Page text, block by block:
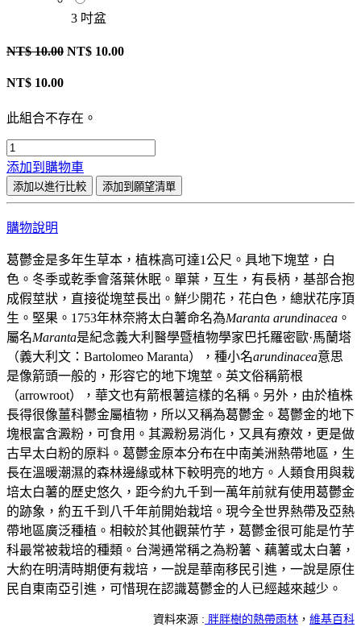
3 吋盆
NT$10.00 NT$ 10.00
NT$ 10.00
此組合不存在。
添加到購物車
添加以進行比較 添加到願望清單
購物說明
葛鬱金是多年生草本，植株高可達1公尺。具地下塊莖，白
色。冬季或乾季會落葉休眠。單葉，互生，有長柄，基部合抱
成假莖狀，直接從塊莖長出。鮮少開花，花白色，總狀花序頂
生。堅果。1753年林奈將太白薯命名為Maranta arundinacea 。
屬名Maranta是紀念義大利醫學暨植物學家巴托羅密歐·馬蘭塔
（義大利文：Bartolomeo Maranta），種小名arundinacea意思
是像箭頭一般的，形容它的地下塊莖。英文俗稱箭根
（arrowroot），華文也有箭根薯這樣的名稱。另外，由於植株
長得很像薑科鬱金屬植物，所以又稱為葛鬱金。葛鬱金的地下
塊根富含澱粉，可食用。其澱粉易消化，又具有療效，更是做
古早太白粉的原料。葛鬱金原本分布在中南美洲熱帶地區，生
長在溫暖潮濕的森林邊緣或林下較明亮的地方。人類食用與栽
培太白薯的歷史悠久，距今約九千到一萬年前就有使用葛鬱金
的跡象，約五千到八千年前開始栽培。現今全世界熱帶及亞熱
帶地區廣泛種植。相較於其他觀葉竹芋，葛鬱金很可能是竹芋
科最常被栽培的種類。台灣通常稱之為粉薯、藕薯或太白薯，
大約在明清時期便有栽培，一說是華南移民引進，一說是原住
民自東南亞引進，可惜現在認識葛鬱金的人已經越來越少。
資料來源 : 胖胖樹的熱帶雨林 ， 維基百科